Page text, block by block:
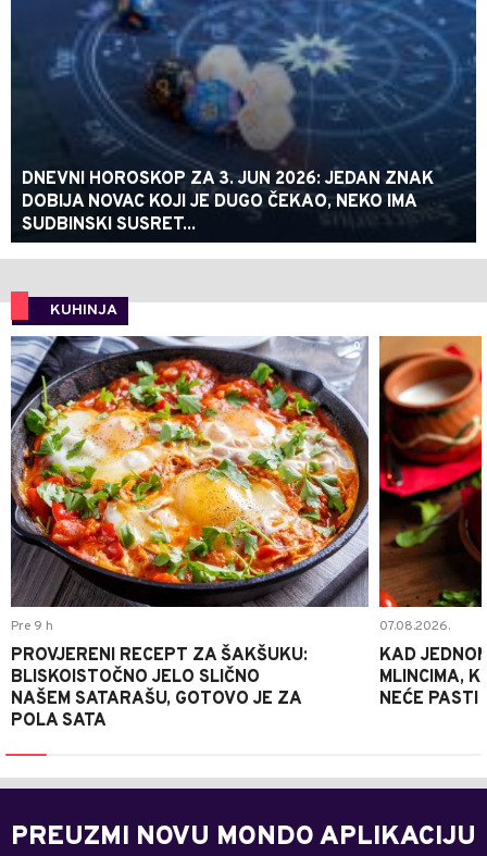
DNEVNI HOROSKOP ZA 3. JUN 2026: JEDAN ZNAK
DOBIJA NOVAC KOJI JE DUGO ČEKAO, NEKO IMA
SUDBINSKI SUSRET...
KUHINJA
0
Pre 9 h
PROVJERENI RECEPT ZA ŠAKŠUKU:
BLISKOISTOČNO JELO SLIČNO
NAŠEM SATARAŠU, GOTOVO JE ZA
POLA SATA
07.08.2026.
KAD
MLINCIMA,
NEĆE PASTI
PREUZMI NOVU MONDO APLIKACIJU